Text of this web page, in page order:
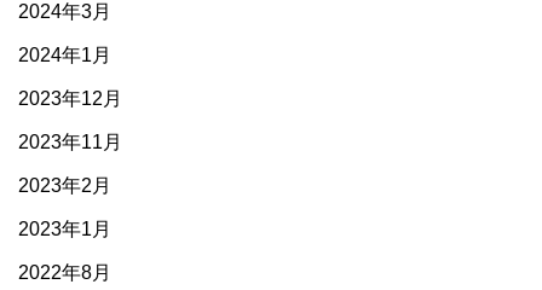
2024年3月
2024年1月
2023年12月
2023年11月
2023年2月
2023年1月
2022年8月